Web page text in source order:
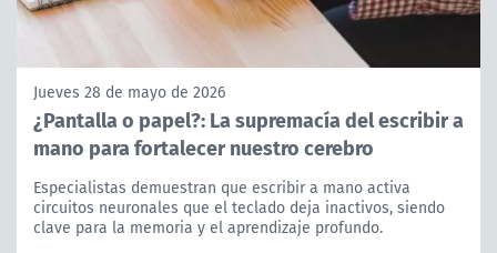
Jueves 28 de mayo de 2026
¿Pantalla o papel?: La supremacía del escribir a
mano para fortalecer nuestro cerebro
Especialistas demuestran que escribir a mano activa
circuitos neuronales que el teclado deja inactivos, siendo
clave para la memoria y el aprendizaje profundo.